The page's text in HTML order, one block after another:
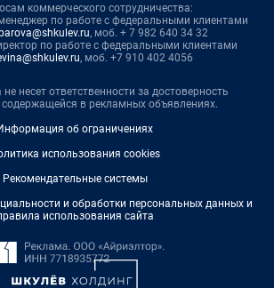
коммерческого сотрудничества:
по работе с федеральными клиентами
, моб. + 7 982 640 34 32
по работе с федеральными клиентами
, моб. +7 910 402 4056
несет ответственности за достоверность
в рекламных объявлениях.
об ограничениях
использования cookies
Рекомендательные системы
и обработки персональных данных и
использования сайта